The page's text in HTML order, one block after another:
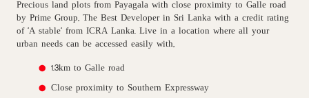
Precious land plots from Payagala with close proximity to Galle road
by Prime Group, The Best Developer in Sri Lanka with a credit rating
of 'A stable' from ICRA Lanka. Live in a location where all your
urban needs can be accessed easily with,
1.3km to Galle road
Close proximity to Southern Expressway